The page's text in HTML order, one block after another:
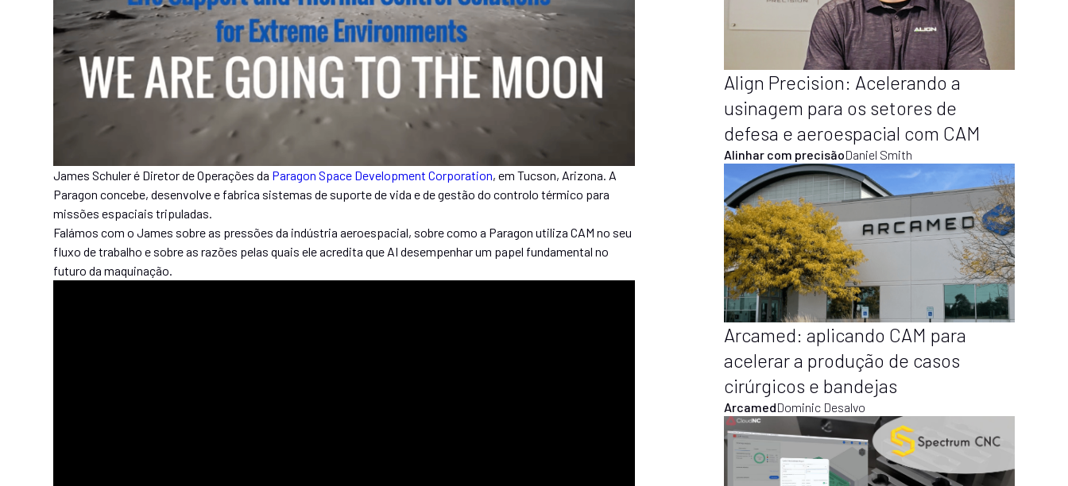
James Schuler é Diretor de Operações da Paragon Space Development Corporation, em Tucson, Arizona. A
Paragon concebe, desenvolve e fabrica sistemas de suporte de vida e de gestão do controlo térmico para
missões espaciais tripuladas.
Falámos com o James sobre as pressões da indústria aeroespacial, sobre como a Paragon utiliza CAM no seu
fluxo de trabalho e sobre as razões pelas quais ele acredita que AI desempenhar um papel fundamental no
futuro da maquinação.
Align Precision: Acelerando a
usinagem para os setores de
defesa e aeroespacial com CAM
Alinhar com precisãoDaniel Smith
Arcamed: aplicando CAM para
acelerar a produção de casos
cirúrgicos e bandejas
ArcamedDominic Desalvo